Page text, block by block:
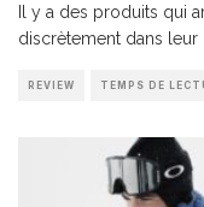
Il y a des produits qui
discrètement dans leur
REVIEW TEMPS DE